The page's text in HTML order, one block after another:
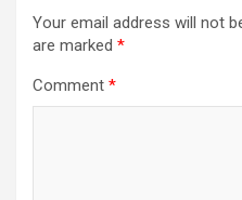
Your email address will not
are marked *
Comment *